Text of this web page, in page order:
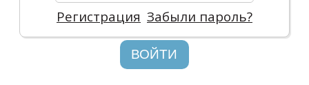
Регистрация Забыли пароль?
ВОЙТИ